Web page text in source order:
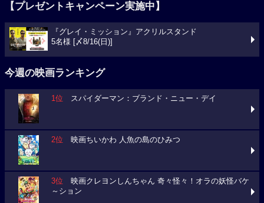
【プレゼントキャンペーン実施中】
『グレイ・ミッション』アクリルスタンド
5名様 [〆8/16(日)]
今週の映画ランキング
1位 スパイダーマン：ブランド・ニュー・デイ
2位 映画ちいかわ 人魚の島のひみつ
3位 映画クレヨンしんちゃん 奇々怪々！オラの妖怪バケ
～ション